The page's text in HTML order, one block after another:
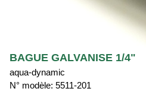
BAGUE GALVANISE 1/4"
aqua-dynamic
N° modèle: 5511-201